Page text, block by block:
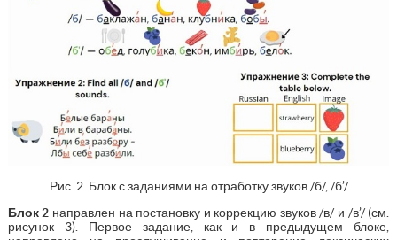
Рис. 2. Блок с заданиями на отработку звуков /б/, /б’/
Блок 2 направлен на постановку и коррекцию звуков /в/ и /в’/ (см.
рисунок 3). Первое задание, как и в предыдущем блоке,